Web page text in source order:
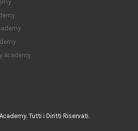
Academy
Tutti i Diritti Riservati.